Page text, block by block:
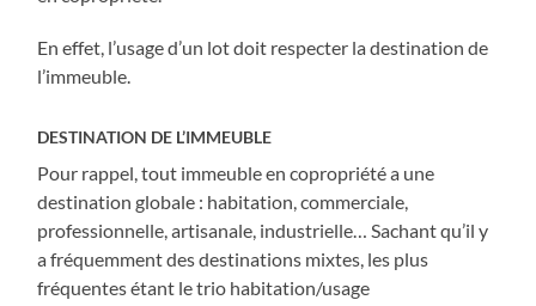
En effet, l’usage d’un lot doit respecter la destination de
l’immeuble.
DESTINATION DE L’IMMEUBLE
Pour rappel, tout immeuble en copropriété a une
destination globale : habitation, commerciale,
professionnelle, artisanale, industrielle… Sachant qu’il y
a fréquemment des destinations mixtes, les plus
fréquentes étant le trio habitation/usage